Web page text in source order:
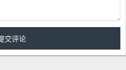
作词 : 刀郎